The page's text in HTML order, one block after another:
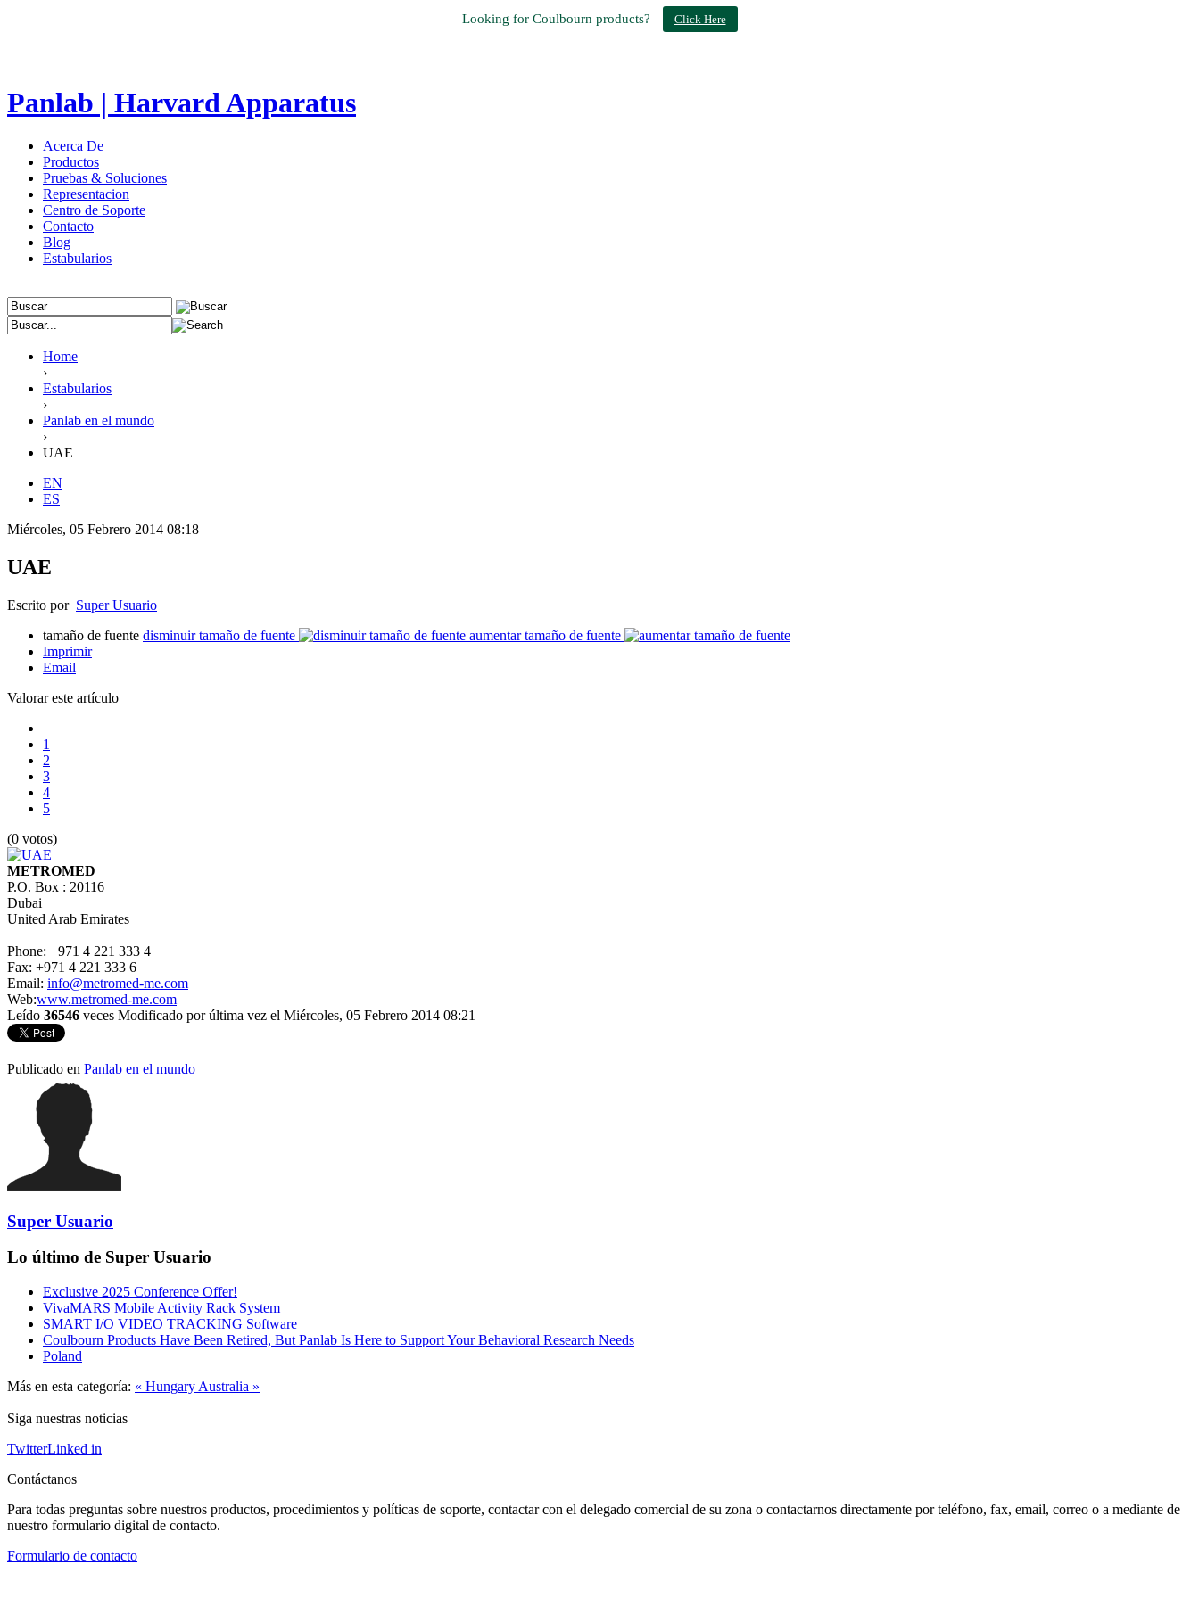
Looking for Coulbourn products? Click Here
Panlab | Harvard Apparatus
Acerca De
Productos
Pruebas & Soluciones
Representacion
Centro de Soporte
Contacto
Blog
Estabularios
Home
›
Estabularios
›
Panlab en el mundo
›
UAE
EN
ES
Miércoles, 05 Febrero 2014 08:18
UAE
Escrito por Super Usuario
tamaño de fuente disminuir tamaño de fuente
aumentar tamaño de fuente
Imprimir
Email
Valorar este artículo
1
2
3
4
5
(0 votos)
METROMED
P.O. Box : 20116
Dubai
United Arab Emirates
Phone: +971 4 221 333 4
Fax: +971 4 221 333 6
Email: info@metromed-me.com
Web:www.metromed-me.com
Leído 36546 veces Modificado por última vez el Miércoles, 05 Febrero 2014 08:21
Publicado en Panlab en el mundo
Super Usuario
Lo último de Super Usuario
Exclusive 2025 Conference Offer!
VivaMARS Mobile Activity Rack System
SMART I/O VIDEO TRACKING Software
Coulbourn Products Have Been Retired, But Panlab Is Here to Support Your Behavioral Research Needs
Poland
Más en esta categoría: « Hungary Australia »
Siga nuestras noticias
TwitterLinked in
Contáctanos
Para todas preguntas sobre nuestros productos, procedimientos y políticas de soporte, contactar con el delegado comercial de su zona o contactarnos directamente por teléfono, fax, email, correo o a mediante de
nuestro formulario digital de contacto.
Formulario de contacto